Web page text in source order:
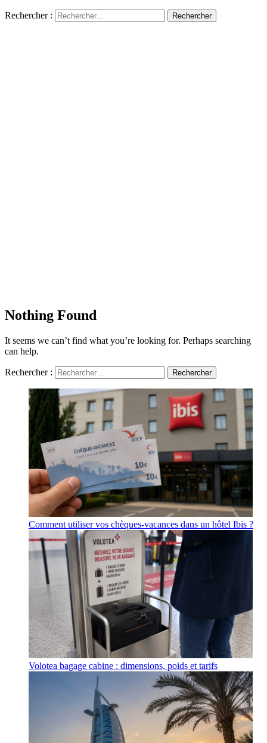
Rechercher :
Nothing Found
It seems we can’t find what you’re looking for. Perhaps searching
can help.
Rechercher :
Comment utiliser vos chèques-vacances dans un hôtel Ibis ?
Volotea bagage cabine : dimensions, poids et tarifs